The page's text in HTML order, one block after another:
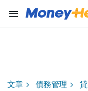
menu
文章 債務管理